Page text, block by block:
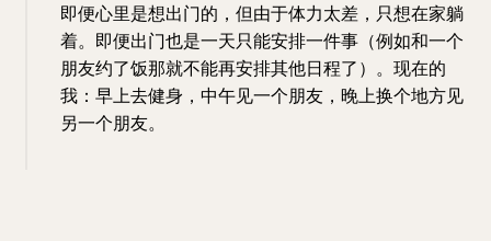
即便心里是想出门的，但由于体力太差，只想在家躺
着。即便出门也是一天只能安排一件事（例如和一个
朋友约了饭那就不能再安排其他日程了）。现在的
我：早上去健身，中午见一个朋友，晚上换个地方见
另一个朋友。